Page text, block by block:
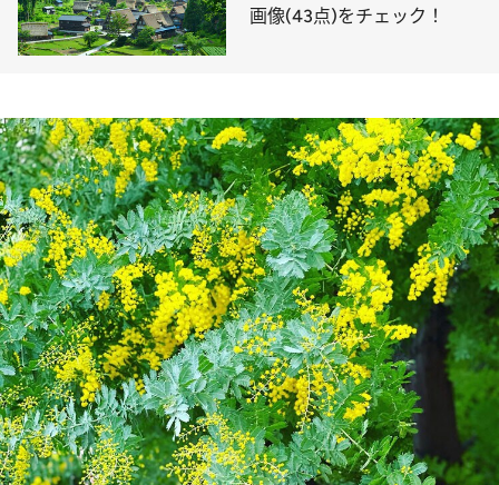
画像(43点)をチェック！